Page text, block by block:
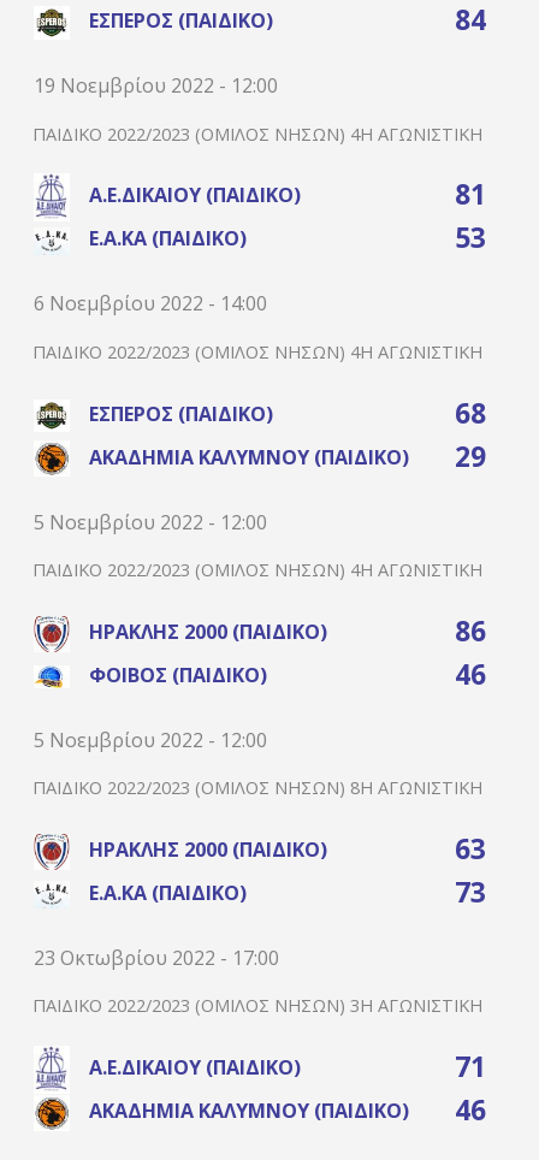
ΈΣΠΕΡΟΣ (ΠΑΙΔΙΚΌ) 84
19 Νοεμβρίου 2022 - 12:00
ΠΑΙΔΙΚΌ 2022/2023 (ΌΜΙΛΟΣ ΝΉΣΩΝ) 4Η ΑΓΩΝΙΣΤΙΚΉ
Α.Ε.ΔΙΚΑΊΟΥ (ΠΑΙΔΙΚΌ) 81
Ε.Α.ΚΑ (ΠΑΙΔΙΚΌ) 53
6 Νοεμβρίου 2022 - 14:00
ΠΑΙΔΙΚΌ 2022/2023 (ΌΜΙΛΟΣ ΝΉΣΩΝ) 4Η ΑΓΩΝΙΣΤΙΚΉ
ΈΣΠΕΡΟΣ (ΠΑΙΔΙΚΌ) 68
ΑΚΑΔΗΜΊΑ ΚΑΛΎΜΝΟΥ (ΠΑΙΔΙΚΌ) 29
5 Νοεμβρίου 2022 - 12:00
ΠΑΙΔΙΚΌ 2022/2023 (ΌΜΙΛΟΣ ΝΉΣΩΝ) 4Η ΑΓΩΝΙΣΤΙΚΉ
ΗΡΑΚΛΉΣ 2000 (ΠΑΙΔΙΚΌ) 86
ΦΟΊΒΟΣ (ΠΑΙΔΙΚΌ) 46
5 Νοεμβρίου 2022 - 12:00
ΠΑΙΔΙΚΌ 2022/2023 (ΌΜΙΛΟΣ ΝΉΣΩΝ) 8Η ΑΓΩΝΙΣΤΙΚΉ
ΗΡΑΚΛΉΣ 2000 (ΠΑΙΔΙΚΌ) 63
Ε.Α.ΚΑ (ΠΑΙΔΙΚΌ) 73
23 Οκτωβρίου 2022 - 17:00
ΠΑΙΔΙΚΌ 2022/2023 (ΌΜΙΛΟΣ ΝΉΣΩΝ) 3Η ΑΓΩΝΙΣΤΙΚΉ
Α.Ε.ΔΙΚΑΊΟΥ (ΠΑΙΔΙΚΌ) 71
ΑΚΑΔΗΜΊΑ ΚΑΛΎΜΝΟΥ (ΠΑΙΔΙΚΌ) 46